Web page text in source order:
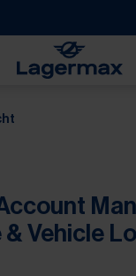
springen
springen
Vehicle